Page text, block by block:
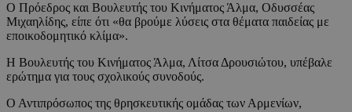
Ο Πρόεδρος και Βουλευτής του Κινήματος Άλμα, Οδυσσέας
Μιχαηλίδης, είπε ότι «θα βρούμε λύσεις στα θέματα παιδείας με
εποικοδομητικό κλίμα».
Η Βουλευτής του Κινήματος Άλμα, Λίτσα Δρουσιώτου, υπέβαλε
ερώτημα για τους σχολικούς συνοδούς.
Ο Αντιπρόσωπος της θρησκευτικής ομάδας των Αρμενίων,